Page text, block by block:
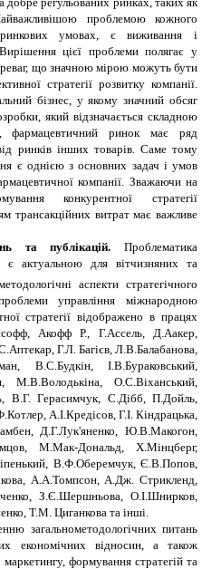
проблемою кожного
умовах, є виживання і
цієї проблеми полягає у
що значною мірою можуть бути
стратегії розвитку компанії.
бізнес, у якому значний обсяг
який відзначається складною
фармацевтичний ринок має ряд
ринків інших товарів. Саме тому
є однією з основних задач і умов
компанії
Зважаючи на
конкурентної стратегії
трансакційних витрат має важливе
та публікацій. Проблематика
є актуальною для вітчизняних та
аспекти стратегічного
управління міжнародною
стратегії відображено в працях
Акофф Р., Г.Ассель, Д.Аакер,
Г.Л. Багієв, Л.В.Балабанова,
В.С.Будкін, І.В.Бураковський,
М.В.Володькіна, О.С.Віханський,
В.Г. Герасимчук, С.Дібб, П.Дойль,
А.І.Кредісов, Г.І. Кіндрацька,
Д.Г.Лук'яненко, Ю.В.Макогон,
М.Мак-Дональд, Х.Мінцберг,
В.Ф.Оберемчук, Є.В.Попов,
А.А.Томпсон, А.Дж. Стрикленд,
З.Є.Шершньова, О.І.Шнирков,
Т.М. Циганкова та інші.
загальнометодологічних питань
економічних відносин, а також
формування стратегій та